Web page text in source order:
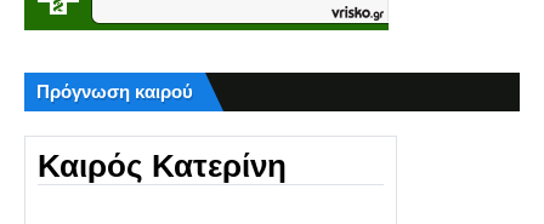
Πρόγνωση καιρού
Καιρός Κατερίνη